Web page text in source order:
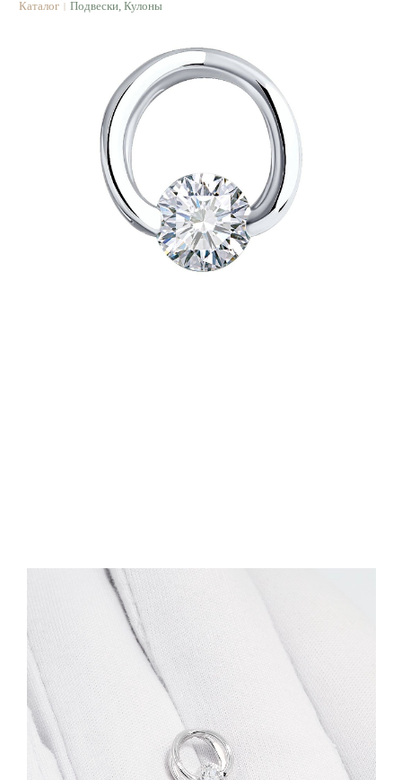
Каталог | Подвески, Кулоны